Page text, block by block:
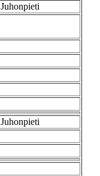
Juhonpieti
Juhonpieti